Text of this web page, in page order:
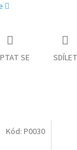
SE SDÍLET
Kód:P0030